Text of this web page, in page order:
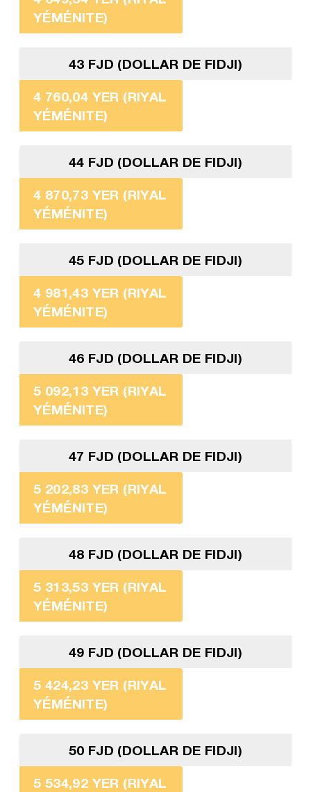
YÉMÉNITE)
43 FJD (DOLLAR DE FIDJI)
4 760,04 YER (RIYAL
YÉMÉNITE)
44 FJD (DOLLAR DE FIDJI)
4 870,73 YER (RIYAL
YÉMÉNITE)
45 FJD (DOLLAR DE FIDJI)
4 981,43 YER (RIYAL
YÉMÉNITE)
46 FJD (DOLLAR DE FIDJI)
5 092,13 YER (RIYAL
YÉMÉNITE)
47 FJD (DOLLAR DE FIDJI)
5 202,83 YER (RIYAL
YÉMÉNITE)
48 FJD (DOLLAR DE FIDJI)
5 313,53 YER (RIYAL
YÉMÉNITE)
49 FJD (DOLLAR DE FIDJI)
5 424,23 YER (RIYAL
YÉMÉNITE)
50 FJD (DOLLAR DE FIDJI)
5 534,92 YER (RIYAL